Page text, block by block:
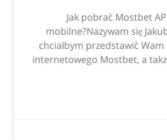
Jak pobrać Mostbet
mobilne?Nazywam się
chciałbym przedstawić Wam
internetowego Mostbet, a